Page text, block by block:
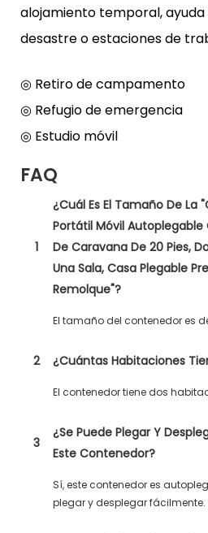
alojamiento temporal, ayuda
desastre o estaciones de
◎ Retiro de campamento
◎ Refugio de emergencia
◎ Estudio móvil
FAQ
1
¿Cuál Es El Tamaño De La
Portátil Móvil
De Caravana De 20 Pies,
Una Sala, Casa Plegable
Remolque"?
El tamaño del contenedor es
2 ¿Cuántas Habitaciones
El contenedor tiene dos
3
¿Se Puede Plegar Y
Este Contenedor?
Sí, este contenedor es
plegar y desplegar fácilmente.